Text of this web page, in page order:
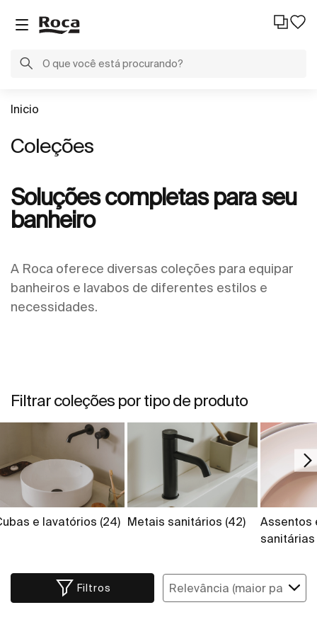
Inicio
Coleções
Soluções completas para seu
banheiro
A Roca oferece diversas coleções para equipar
banheiros e lavabos de diferentes estilos e
necessidades.
Filtrar coleções por tipo de produto
e lavatórios (24) Metais sanitários (42)
Assentos
sanitárias
Filtros